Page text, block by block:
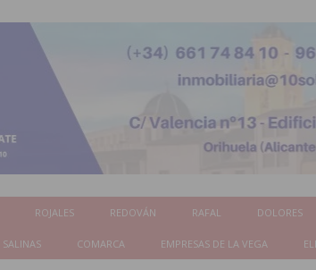
ROJALES REDOVÁN RAFAL DOLORES
COMARCA EMPRESAS DE LA VEGA